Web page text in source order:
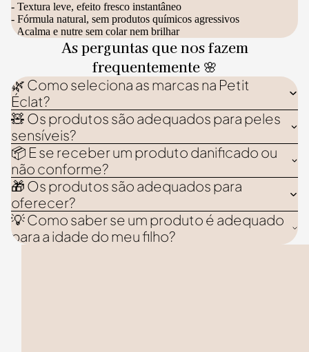
- Textura leve, efeito fresco instantâneo
- Fórmula natural, sem produtos químicos agressivos
- Acalma e nutre sem colar nem brilhar
As perguntas que nos fazem
frequentemente 🌸
🌿 Como seleciona as marcas na Petit
Éclat?
🧸 Os produtos são adequados para peles
sensíveis?
📦 E se receber um produto danificado ou
não conforme?
🎁 Os produtos são adequados para
oferecer?
💡 Como saber se um produto é adequado
para a idade do meu filho?